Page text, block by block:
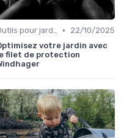
Outils pour jardinage écologique •
22/10/2025
votre jardin avec
filet de protection